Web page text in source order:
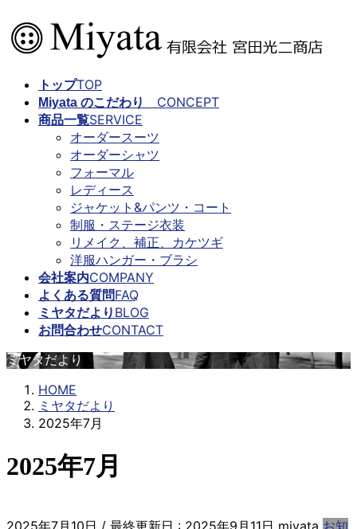
ン
テ
ビ
ゲ
トップTOP
Miyata のこだわり CONCEPT
商品一覧SERVICE
オーダースーツ
オーダーシャツ
フォーマル
レディース
ジャケット&パンツ・コート
制服・ステージ衣装
リメイク、補正、カケツギ
洋服ハンガー・ブラシ
会社案内COMPANY
よくある質問FAQ
ミヤタだより BLOG
お問合わせCONTACT
ミヤタだより
HOME
ミヤタだより
2025年7月
2025年7月
2025年7月10日 / 最終更新日 : 2025年9月11日 miyata お知